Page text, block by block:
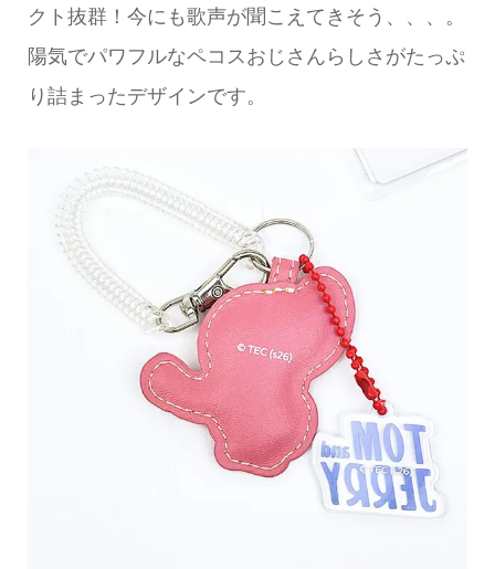
クト抜群！今にも歌声が聞こえてきそう、、、。
陽気でパワフルなペコスおじさんらしさがたっぷ
り詰まったデザインです。